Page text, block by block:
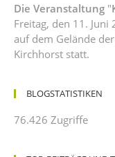
Die Veranstaltung "
Freitag, den 11. Juni
auf dem Gelände
Kirchhorst statt.
BLOGSTATISTIKEN
76.426 Zugriffe